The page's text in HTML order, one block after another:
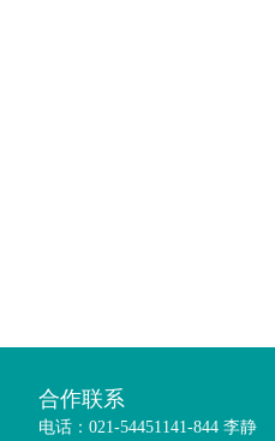
合作联系
电话：021-54451141-844 李静